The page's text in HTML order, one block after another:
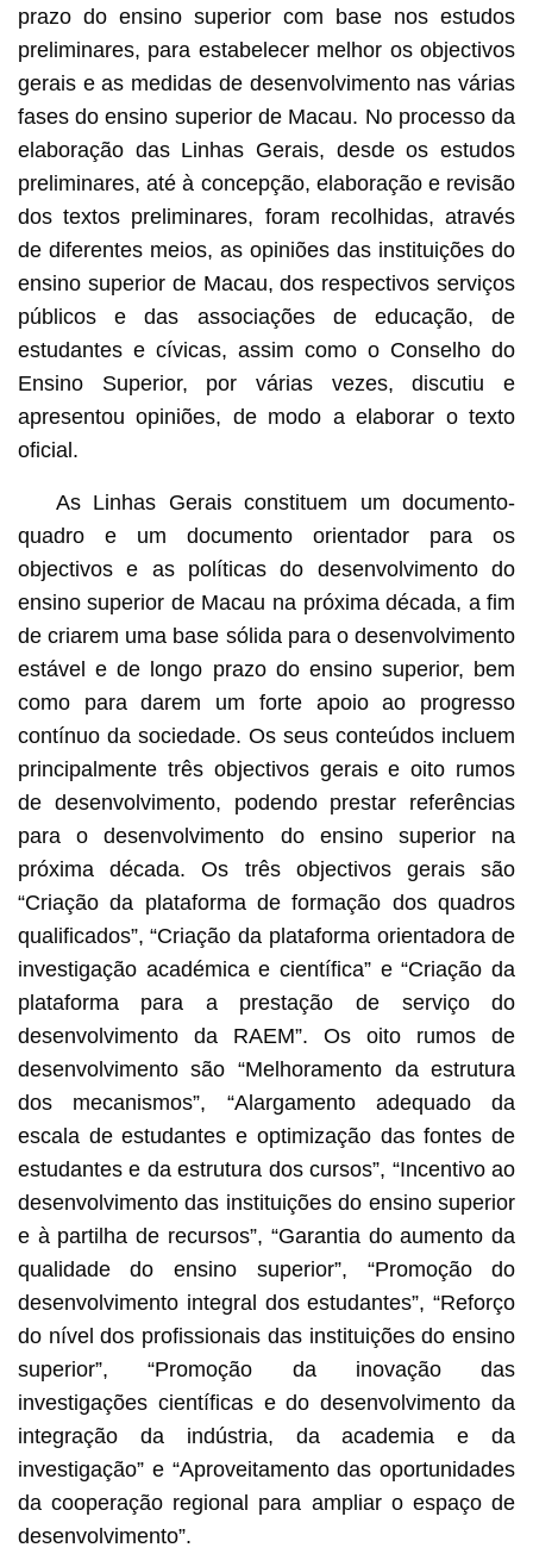
prazo do ensino superior com base nos estudos
preliminares, para estabelecer melhor os objectivos
gerais e as medidas de desenvolvimento nas várias
fases do ensino superior de Macau. No processo da
elaboração das Linhas Gerais, desde os estudos
preliminares, até à concepção, elaboração e revisão
dos textos preliminares, foram recolhidas, através
de diferentes meios, as opiniões das instituições do
ensino superior de Macau, dos respectivos serviços
públicos e das associações de educação, de
estudantes e cívicas, assim como o Conselho do
Ensino Superior, por várias vezes, discutiu e
apresentou opiniões, de modo a elaborar o texto
oficial.
As Linhas Gerais constituem um documento-
quadro e um documento orientador para os
objectivos e as políticas do desenvolvimento do
ensino superior de Macau na próxima década, a fim
de criarem uma base sólida para o desenvolvimento
estável e de longo prazo do ensino superior, bem
como para darem um forte apoio ao progresso
contínuo da sociedade. Os seus conteúdos incluem
principalmente três objectivos gerais e oito rumos
de desenvolvimento, podendo prestar referências
para o desenvolvimento do ensino superior na
próxima década. Os três objectivos gerais são
“Criação da plataforma de formação dos quadros
qualificados”, “Criação da plataforma orientadora de
investigação académica e científica” e “Criação da
plataforma para a prestação de serviço do
desenvolvimento da RAEM”. Os oito rumos de
desenvolvimento são “Melhoramento da estrutura
dos mecanismos”, “Alargamento adequado da
escala de estudantes e optimização das fontes de
estudantes e da estrutura dos cursos”, “Incentivo ao
desenvolvimento das instituições do ensino superior
e à partilha de recursos”, “Garantia do aumento da
qualidade do ensino superior”, “Promoção do
desenvolvimento integral dos estudantes”, “Reforço
do nível dos profissionais das instituições do ensino
superior”, “Promoção da inovação das
investigações científicas e do desenvolvimento da
integração da indústria, da academia e da
investigação” e “Aproveitamento das oportunidades
da cooperação regional para ampliar o espaço de
desenvolvimento”.